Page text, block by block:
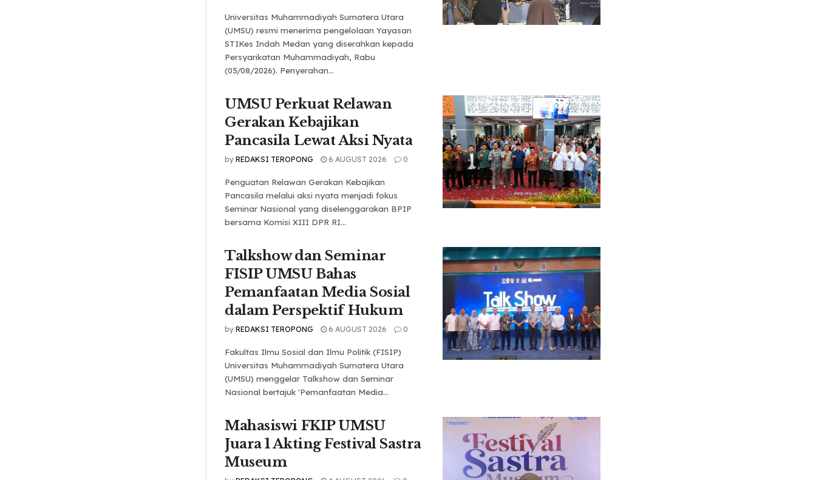
Universitas Muhammadiyah Sumatera Utara
(UMSU) resmi menerima pengelolaan Yayasan
STIKes Indah Medan yang diserahkan kepada
Persyarikatan Muhammadiyah, Rabu
(05/08/2026). Penyerahan...
UMSU Perkuat Relawan
Gerakan Kebajikan
Pancasila Lewat Aksi Nyata
by REDAKSI TEROPONG 6 AUGUST 2026 0
Penguatan Relawan Gerakan Kebajikan
Pancasila melalui aksi nyata menjadi fokus
Seminar Nasional yang diselenggarakan BPIP
bersama Komisi XIII DPR RI...
Talkshow dan Seminar
FISIP UMSU Bahas
Pemanfaatan Media Sosial
dalam Perspektif Hukum
by REDAKSI TEROPONG 6 AUGUST 2026 0
Fakultas Ilmu Sosial dan Ilmu Politik (FISIP)
Universitas Muhammadiyah Sumatera Utara
(UMSU) menggelar Talkshow dan Seminar
Nasional bertajuk 'Pemanfaatan Media...
Mahasiswi FKIP UMSU
Juara 1 Akting Festival Sastra
Museum